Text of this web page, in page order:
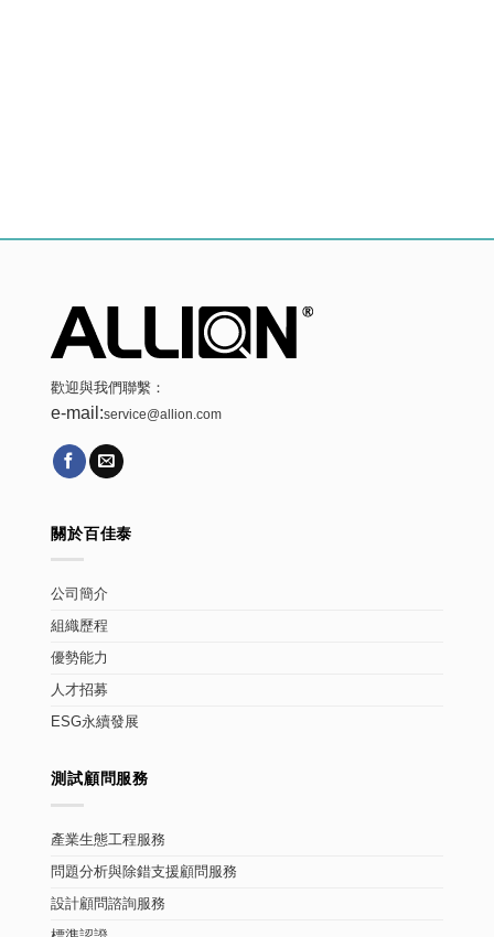
歡迎與我們聯繫：
e-mail:service@allion.com
關於百佳泰
公司簡介
組織歷程
優勢能力
人才招募
ESG永續發展
測試顧問服務
產業生態工程服務
問題分析與除錯支援顧問服務
設計顧問諮詢服務